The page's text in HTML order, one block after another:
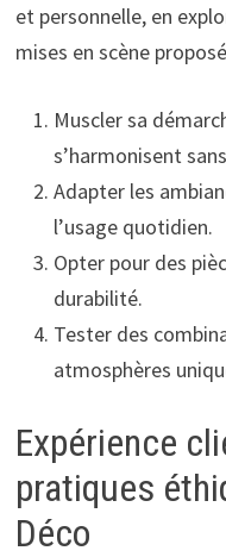
et personnelle, en
mises en scène
Muscler sa
s’harmonisent
Adapter les
l’usage quotidien.
Opter pour des
durabilité.
Tester des
atmosphères
Expérience
pratiques
Déco